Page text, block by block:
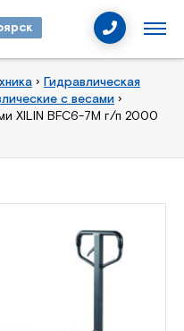
› Гидравлическая
с весами ›
XILIN BFC6-7M г/п 2000